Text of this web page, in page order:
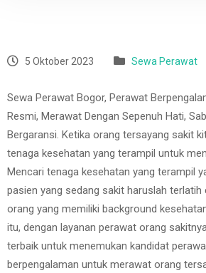
5 Oktober 2023 Sewa Perawat
Sewa Perawat Bogor, Perawat
Resmi, Merawat Dengan Sepenuh Hati,
Bergaransi. Ketika orang tersayang sakit
tenaga kesehatan yang terampil untuk
Mencari tenaga kesehatan yang terampil
pasien yang sedang sakit haruslah terlatih
orang yang memiliki background
itu, dengan layanan perawat orang
terbaik untuk menemukan kandidat
berpengalaman untuk merawat orang